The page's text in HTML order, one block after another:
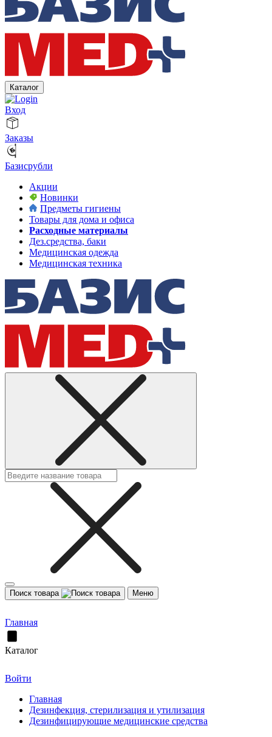
Каталог
Вход
Заказы
Базисрубли
Акции
Новинки
Предметы гигиены
Товары для дома и офиса
Расходные материалы
Дез.средства, баки
Медицинская одежда
Медицинская техника
Поиск товара Меню
Главная
Каталог
Войти
Главная
Дезинфекция, стерилизация и утилизация
Дезинфицирующие медицинские средства